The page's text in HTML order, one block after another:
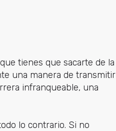
tienes que sacarte de la
una manera de transmitir
infranqueable, una
lo contrario. Si no